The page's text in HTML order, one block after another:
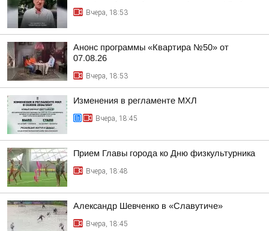
Вчера, 18:53
Анонс программы «Квартира №50» от
07.08.26
Вчера, 18:53
Изменения в регламенте МХЛ
Вчера, 18:45
Прием Главы города ко Дню физкультурника
Вчера, 18:48
Александр Шевченко в «Славутиче»
Вчера, 18:45